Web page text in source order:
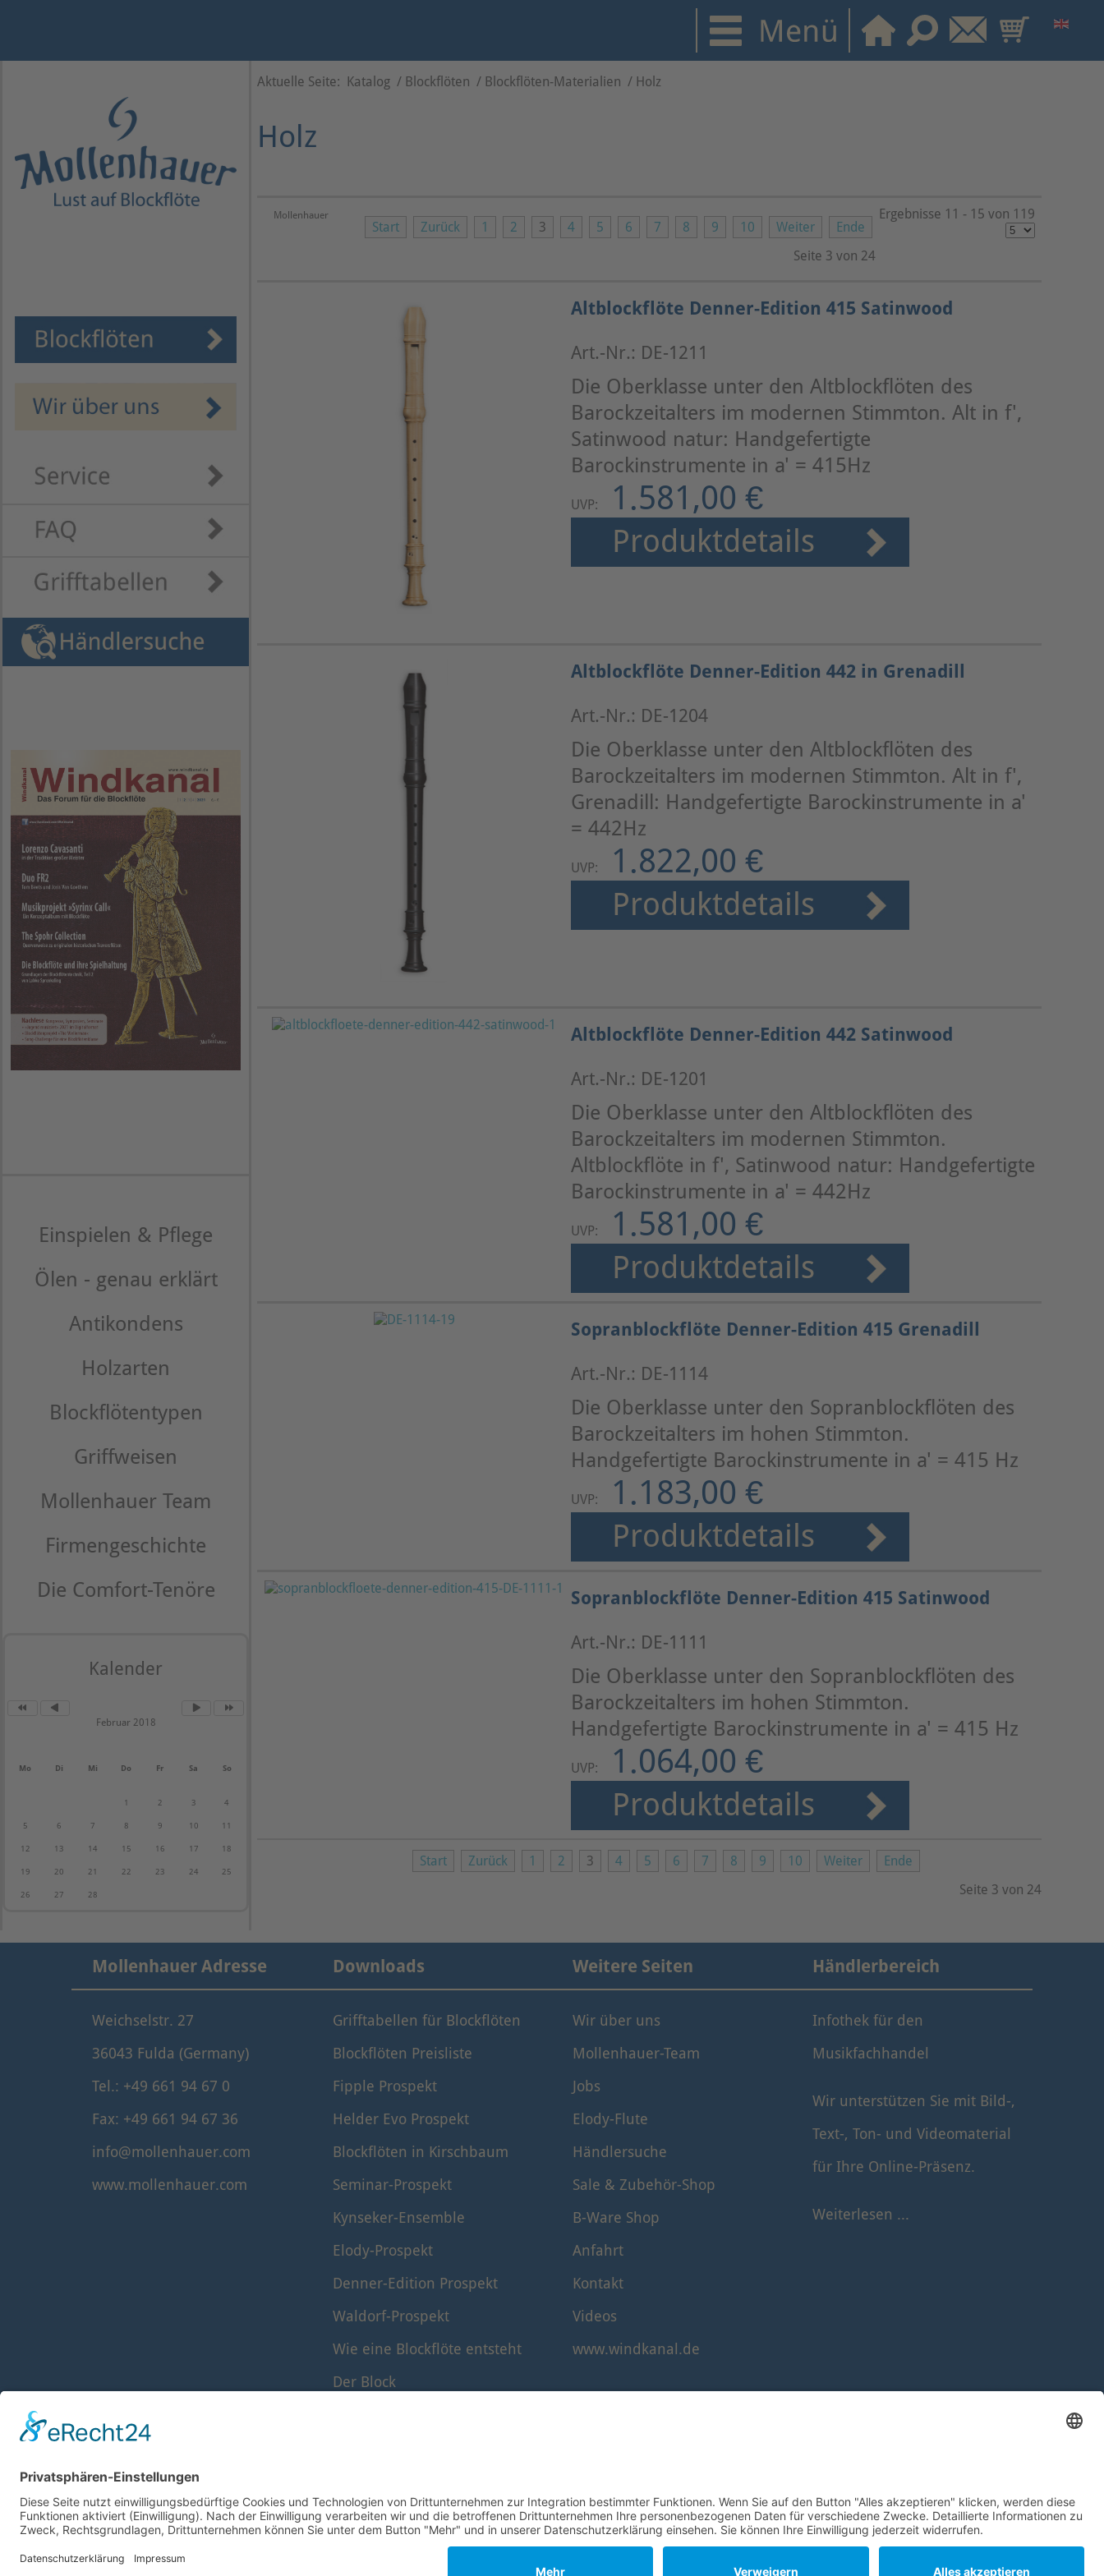
Einspielen & Pflege
Ölen - genau erklärt
Antikondens
Holzarten
Blockflötentypen
Griffweisen
Mollenhauer Team
Firmengeschichte
Die Comfort-Tenöre
Kalender
Februar 2018
Mo Di Mi Do Fr Sa So
1 2 3 4
5 6 7 8 9 10 11
12 13 14 15 16 17 18
19 20 21 22 23 24 25
26 27 28
Aktuelle Seite: Katalog / Blockflöten / Blockflöten-Materialien / Holz
Holz
Mollenhauer
Start Zurück 1 2 3 4 5 6 7 8 9 10 Weiter
Ende
Seite 3 von 24
Ergebnisse 11 - 15 von 119
Altblockflöte Denner-Edition 415 Satinwood
Art.-Nr.: DE-1211
Die Oberklasse unter den Altblockflöten des
Barockzeitalters im modernen Stimmton. Alt in f',
Satinwood natur: Handgefertigte
Barockinstrumente in a' = 415Hz
UVP: 1.581,00 €
Produktdetails
Altblockflöte Denner-Edition 442 in Grenadill
Art.-Nr.: DE-1204
Die Oberklasse unter den Altblockflöten des
Barockzeitalters im modernen Stimmton. Alt in f',
Grenadill: Handgefertigte Barockinstrumente in a'
= 442Hz
UVP: 1.822,00 €
Produktdetails
Altblockflöte Denner-Edition 442 Satinwood
Art.-Nr.: DE-1201
Die Oberklasse unter den Altblockflöten des
Barockzeitalters im modernen Stimmton.
Altblockflöte in f', Satinwood natur: Handgefertigte
Barockinstrumente in a' = 442Hz
UVP: 1.581,00 €
Produktdetails
Sopranblockflöte Denner-Edition 415 Grenadill
Art.-Nr.: DE-1114
Die Oberklasse unter den Sopranblockflöten des
Barockzeitalters im hohen Stimmton.
Handgefertigte Barockinstrumente in a' = 415 Hz
UVP: 1.183,00 €
Produktdetails
Sopranblockflöte Denner-Edition 415 Satinwood
Art.-Nr.: DE-1111
Die Oberklasse unter den Sopranblockflöten des
Barockzeitalters im hohen Stimmton.
Handgefertigte Barockinstrumente in a' = 415 Hz
UVP: 1.064,00 €
Produktdetails
Start Zurück 1 2 3 4 5 6 7 8 9 10 Weiter
Ende
Seite 3 von 24
Mollenhauer Adresse
Weichselstr. 27
36043 Fulda (Germany)
Tel.: +49 661 94 67 0
Fax: +49 661 94 67 36
info@mollenhauer.com
www.mollenhauer.com
Downloads
Grifftabellen für Blockflöten
Blockflöten Preisliste
Fipple Prospekt
Helder Evo Prospekt
Blockflöten in Kirschbaum
Seminar-Prospekt
Kynseker-Ensemble
Elody-Prospekt
Denner-Edition Prospekt
Waldorf-Prospekt
Wie eine Blockflöte entsteht
Der Block
Weitere Seiten
Wir über uns
Mollenhauer-Team
Jobs
Elody-Flute
Händlersuche
Sale & Zubehör-Shop
B-Ware Shop
Anfahrt
Kontakt
Videos
www.windkanal.de
Händlerbereich
Infothek für den
Musikfachhandel
Wir unterstützen Sie mit Bild-,
Text-, Ton- und Videomaterial
für Ihre Online-Präsenz.
Weiterlesen ...